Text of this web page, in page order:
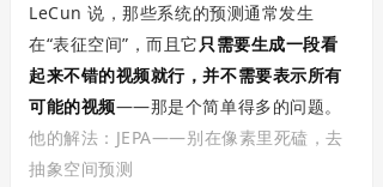
LeCun 说，那些系统的预测通常发生
在“表征空间”，而且它只需要生成一段看
起来不错的视频就行，并不需要表示所有
可能的视频——那是个简单得多的问题。
他的解法：JEPA——别在像素里死磕，去
抽象空间预测